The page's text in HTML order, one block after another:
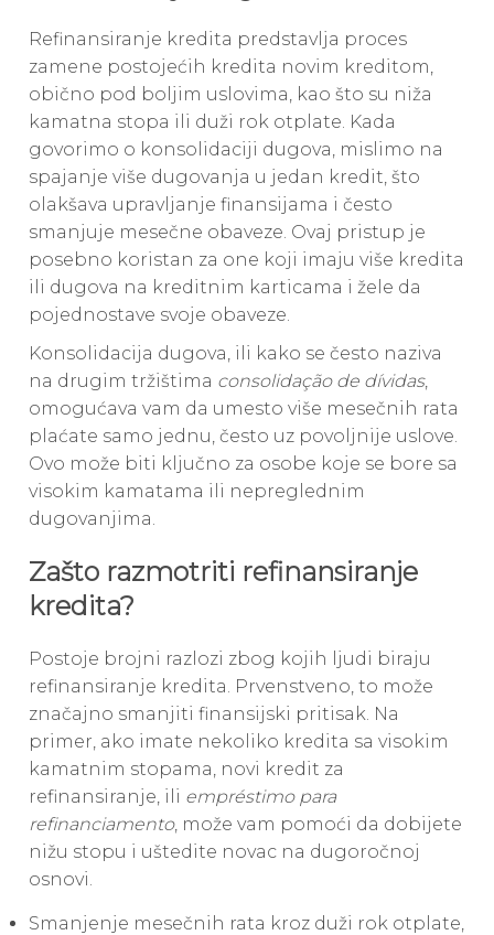
Refinansiranje kredita predstavlja proces
zamene postojećih kredita novim kreditom,
obično pod boljim uslovima, kao što su niža
kamatna stopa ili duži rok otplate. Kada
govorimo o konsolidaciji dugova, mislimo na
spajanje više dugovanja u jedan kredit, što
olakšava upravljanje finansijama i često
smanjuje mesečne obaveze. Ovaj pristup je
posebno koristan za one koji imaju više kredita
ili dugova na kreditnim karticama i žele da
pojednostave svoje obaveze.
Konsolidacija dugova, ili kako se često naziva
na drugim tržištima consolidação de dívidas,
omogućava vam da umesto više mesečnih rata
plaćate samo jednu, često uz povoljnije uslove.
Ovo može biti ključno za osobe koje se bore sa
visokim kamatama ili nepreglednim
dugovanjima.
Zašto razmotriti refinansiranje
kredita?
Postoje brojni razlozi zbog kojih ljudi biraju
refinansiranje kredita. Prvenstveno, to može
značajno smanjiti finansijski pritisak. Na
primer, ako imate nekoliko kredita sa visokim
kamatnim stopama, novi kredit za
refinansiranje, ili empréstimo para
refinanciamento, može vam pomoći da dobijete
nižu stopu i uštedite novac na dugoročnoj
osnovi.
Smanjenje mesečnih rata kroz duži rok otplate,